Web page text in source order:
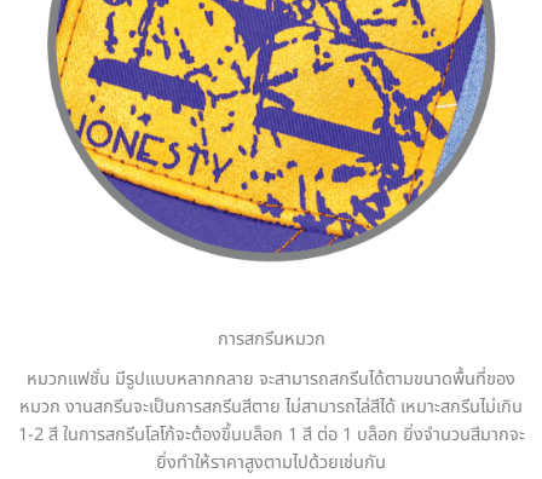
การสกรีนหมวก
หมวกแฟชั่น มีรูปแบบหลากกลาย จะสามารถสกรีนได้ตามขนาดพื้นที่ของ
หมวก งานสกรีนจะเป็นการสกรีนสีตาย ไม่สามารถไล่สีได้ เหมาะสกรีนไม่เกิน
1-2 สี ในการสกรีนโลโก้จะต้องขึ้นบล็อก 1 สี ต่อ 1 บล็อก ยิ่งจำนวนสีมากจะ
ยิ่งทำให้ราคาสูงตามไปด้วยเช่นกัน